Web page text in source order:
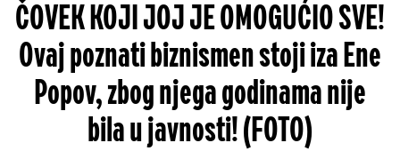
ČOVEK KOJI JOJ JE OMOGUĆIO SVE!
Ovaj poznati biznismen stoji iza Ene
Popov, zbog njega godinama nije
bila u javnosti! (FOTO)